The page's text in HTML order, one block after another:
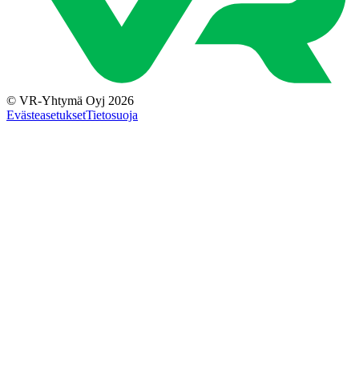
© VR-Yhtymä Oyj 2026
EvästeasetuksetTietosuoja